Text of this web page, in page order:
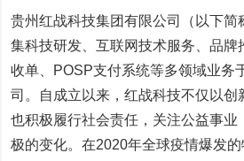
贵州红战科技集团有限公司（以下简
集科技研发、互联网技术服务、品牌
收单、POSP支付系统等多领域业务
司。自成立以来，红战科技不仅以创
也积极履行社会责任，关注公益事业
极的变化。在2020年全球疫情爆发